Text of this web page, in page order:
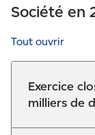
Société en
Tout ouvrir
Exercice
milliers de